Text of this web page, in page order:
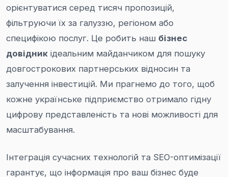
орієнтуватися серед тисяч пропозицій,
фільтруючи їх за галуззю, регіоном або
специфікою послуг. Це робить наш бізнес
довідник ідеальним майданчиком для пошуку
довгострокових партнерських відносин та
залучення інвестицій. Ми прагнемо до того, щоб
кожне українське підприємство отримало гідну
цифрову представленість та нові можливості для
масштабування.
Інтеграція сучасних технологій та SEO-оптимізації
гарантує, що інформація про ваш бізнес буде